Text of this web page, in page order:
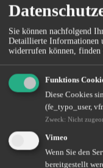
TierversicherungenDie
weiterlesen
Sie können nachfolgend
Detaillierte Informationen
widerrufen können, finden
Funktions
Diese Cookies
(fe_typo_user,
Zweck: Nicht
Vimeo
Wenn Sie den
bereitgestellt